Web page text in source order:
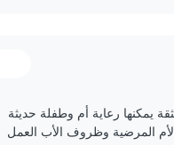
يمكنها رعاية أم وطفلة حديثة
المرضية وظروف الأب العمل